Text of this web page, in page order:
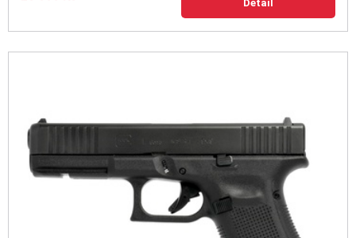
Detail